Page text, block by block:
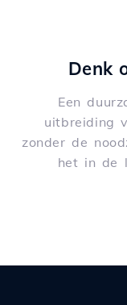
Denk
Een
uitbreiding
zonder de
het in de